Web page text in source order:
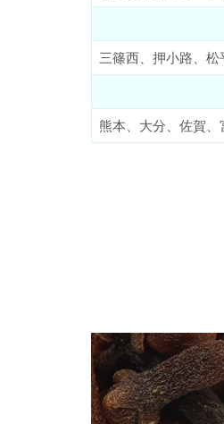
三篠西、押小路、
熊本、大分、佐賀、